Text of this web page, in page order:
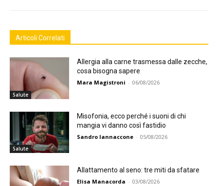
Articoli Correlati
Salute
Allergia alla carne trasmessa dalle zecche,
cosa bisogna sapere
Mara Magistroni - 06/08/2026
Salute
Misofonia, ecco perché i suoni di chi
mangia vi danno così fastidio
Sandro Iannaccone - 05/08/2026
Allattamento al seno: tre miti da sfatare
Elisa Manacorda - 03/08/2026